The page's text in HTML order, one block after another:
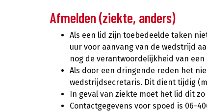
Afmelden (ziekte, anders)
Als een lid zijn toebedeelde taken
uur voor aanvang van de wedstrijd
nog de verantwoordelijkheid van een
Als door een dringende reden het
wedstrijdsecretaris. Dit dient tijdig
In geval van ziekte moet het lid dit
Contactgegevens voor spoed is 06-